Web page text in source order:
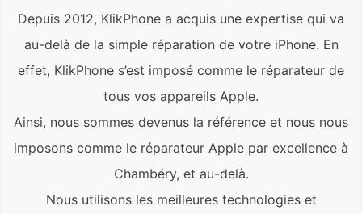
Depuis 2012, KlikPhone a acquis une expertise qui va
au-delà de la simple réparation de votre iPhone. En
effet, KlikPhone s’est imposé comme le réparateur de
tous vos appareils Apple.
Ainsi, nous sommes devenus la référence et nous nous
imposons comme le réparateur Apple par excellence à
Chambéry, et au-delà.
Nous utilisons les meilleures technologies et